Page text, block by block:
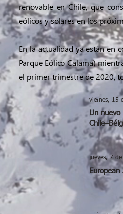
renovable en Chile, que
eólicos y solares en los
En la actualidad ya están en
Parque Eólico Calama)
el primer trimestre de 2020,
viernes, 15
Un nuevo
jueves, 7